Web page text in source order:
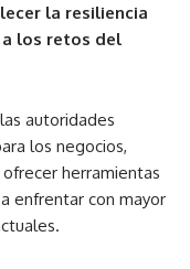
la resiliencia
los retos del
autoridades
los negocios,
herramientas
enfrentar con mayor